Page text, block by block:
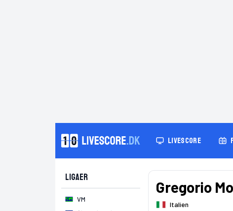
LIVESCORE
Gregorio
Italien
Ligaer
VM